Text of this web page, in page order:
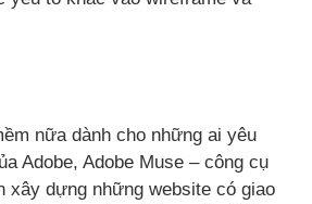
nữa dành cho những ai yêu
Adobe, Adobe Muse – công cụ
xây dựng những website có giao